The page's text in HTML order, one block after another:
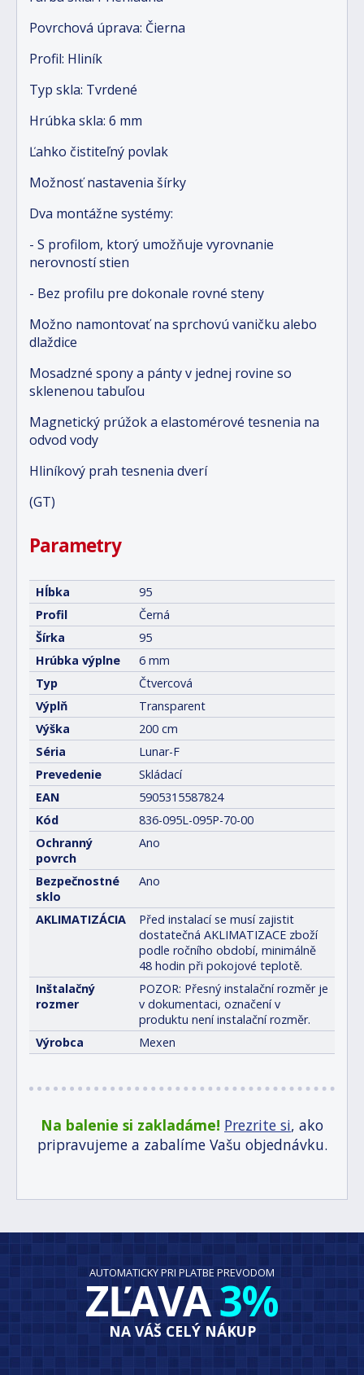
Povrchová úprava: Čierna
Profil: Hliník
Typ skla: Tvrdené
Hrúbka skla: 6 mm
Ľahko čistiteľný povlak
Možnosť nastavenia šírky
Dva montážne systémy:
- S profilom, ktorý umožňuje vyrovnanie
nerovností stien
- Bez profilu pre dokonale rovné steny
Možno namontovať na sprchovú vaničku alebo
dlaždice
Mosadzné spony a pánty v jednej rovine so
sklenenou tabuľou
Magnetický prúžok a elastomérové tesnenia na
odvod vody
Hliníkový prah tesnenia dverí
(GT)
Parametry
Hĺbka
95
Profil
Černá
Šírka
95
Hrúbka výplne
6 mm
Typ
Čtvercová
Výplň
Transparent
Výška
200 cm
Séria
Lunar-F
Prevedenie
Skládací
EAN
5905315587824
Kód
836-095L-095P-70-00
Ochranný
povrch
Ano
Bezpečnostné
sklo
Ano
AKLIMATIZÁCIA
Před instalací se musí zajistit
dostatečná AKLIMATIZACE zboží
podle ročního období, minimálně
48 hodin při pokojové teplotě.
Inštalačný
rozmer
POZOR: Přesný instalační rozměr je
v dokumentaci, označení v
produktu není instalační rozměr.
Výrobca
Mexen
Na balenie si zakladáme! Prezrite si, ako
pripravujeme a zabalíme Vašu objednávku.
AUTOMATICKY PRI PLATBE PREVODOM
ZĽAVA3%
NA VÁŠ CELÝ NÁKUP